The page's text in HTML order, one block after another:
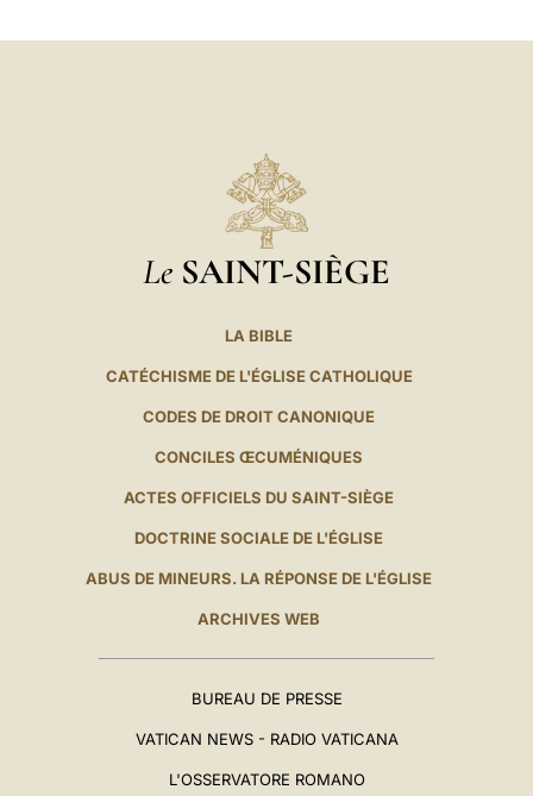
Le SAINT-SIÈGE
LA BIBLE
CATÉCHISME DE L'ÉGLISE CATHOLIQUE
CODES DE DROIT CANONIQUE
CONCILES ŒCUMÉNIQUES
ACTES OFFICIELS DU SAINT-SIÈGE
DOCTRINE SOCIALE DE L'ÉGLISE
ABUS DE MINEURS. LA RÉPONSE DE L'ÉGLISE
ARCHIVES WEB
BUREAU DE PRESSE
VATICAN NEWS - RADIO VATICANA
L'OSSERVATORE ROMANO